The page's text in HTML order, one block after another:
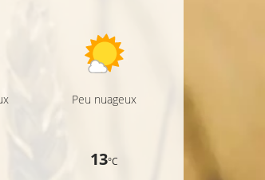
Peu nuageux
13°C 12